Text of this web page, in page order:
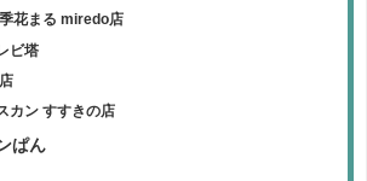
花まる miredo店
ビ塔
カン すすきの店
ぱん